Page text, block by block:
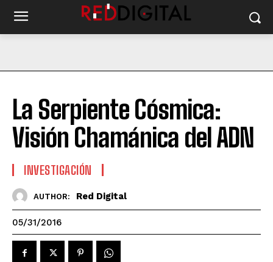
La Serpiente Cósmica:
Visión Chamánica del ADN
INVESTIGACIÓN
AUTHOR: Red Digital
05/31/2016